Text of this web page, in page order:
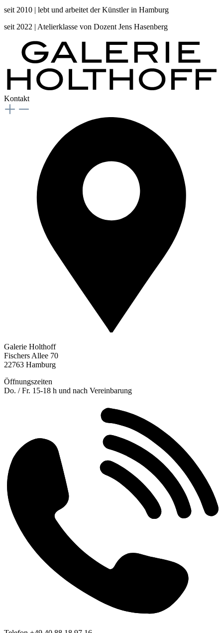
seit 2010 | lebt und arbeitet der Künstler in Hamburg
seit 2022 | Atelierklasse von Dozent Jens Hasenberg
Kontakt
Galerie Holthoff
Fischers Allee 70
22763 Hamburg
Öffnungszeiten
Do. / Fr. 15-18 h und nach Vereinbarung